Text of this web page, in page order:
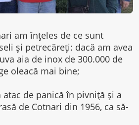
am înțeles de ce sunt
și petrecăreți: dacă am avea
aia de inox de 300.000 de
oleacă mai bine;
atac de panică în pivniță și a
de Cotnari din 1956, ca să-